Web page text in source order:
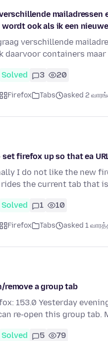
mailadressen
wordt ook als ik een
verschillende
daarvoor containers
Solved 3 20
Firefox Tabs asked 2
set firefox up so that ea
I do not like the new
the current tab that
Solved 1 10
Firefox Tabs asked 1
remove a group tab
153.0 Yesterday
re-open this group tab.
Solved 5 79